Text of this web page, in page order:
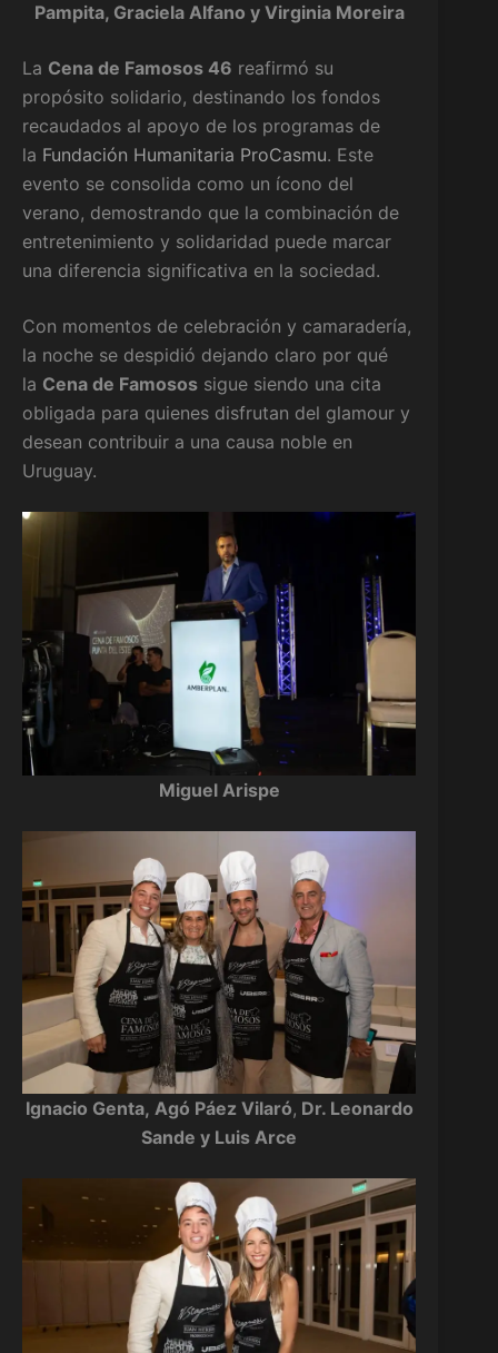
Pampita, Graciela Alfano y Virginia Moreira
La Cena de Famosos 46 reafirmó su
propósito solidario, destinando los fondos
recaudados al apoyo de los programas de
la Fundación Humanitaria ProCasmu. Este
evento se consolida como un ícono del
verano, demostrando que la combinación de
entretenimiento y solidaridad puede marcar
una diferencia significativa en la sociedad.
Con momentos de celebración y camaradería,
la noche se despidió dejando claro por qué
la Cena de Famosos sigue siendo una cita
obligada para quienes disfrutan del glamour y
desean contribuir a una causa noble en
Uruguay.
Miguel Arispe
Ignacio Genta, Agó Páez Vilaró, Dr. Leonardo
Sande y Luis Arce